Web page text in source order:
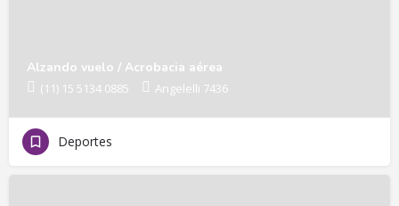
Alzando vuelo / Acrobacia aérea
(11) 15 5134 0885 Angelelli 7436
Deportes